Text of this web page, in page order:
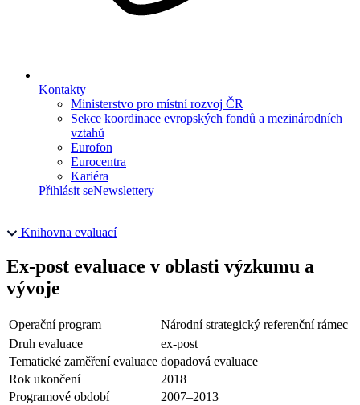
Kontakty
Ministerstvo pro místní rozvoj ČR
Sekce koordinace evropských fondů a mezinárodních
vztahů
Eurofon
Eurocentra
Kariéra
Přihlásit seNewslettery
Knihovna evaluací
Ex-post evaluace v oblasti výzkumu a
vývoje
Operační program
Národní strategický referenční rámec
Druh evaluace
ex-post
Tematické zaměření evaluace dopadová evaluace
Rok ukončení
2018
Programové období
2007–2013